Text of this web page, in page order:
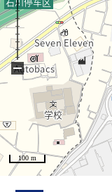
・附带温水冲洗马
・24小时换气
・附带TV监视器
▼周边环境
・Coop日野站前
・7-Eleven日野
・日野市立日野第
■ 在找想要的家
房源的详细、需
100 m
−